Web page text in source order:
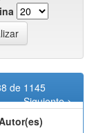
de 1145
Siguiente >